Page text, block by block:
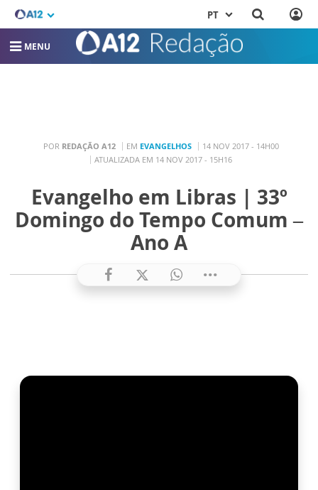
PT
MENU
POR REDAÇÃO A12 EM EVANGELHOS
14 NOV 2017 - 14H00
ATUALIZADA EM 14 NOV 2017 - 15H16
Evangelho em Libras | 33º
Domingo do Tempo Comum –
Ano A